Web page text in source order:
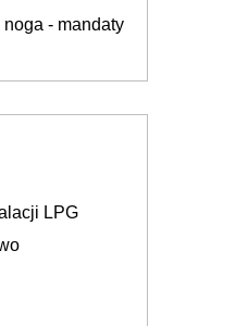
- mandaty
LPG